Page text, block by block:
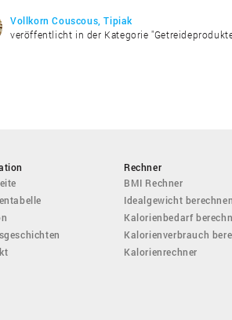
Vollkorn Couscous, Tipiak
veröffentlicht in der Kategorie
Rechner
BMI Rechner
Idealgewicht berechnen
Kalorienbedarf
Kalorienverbrauch
Kalorienrechner